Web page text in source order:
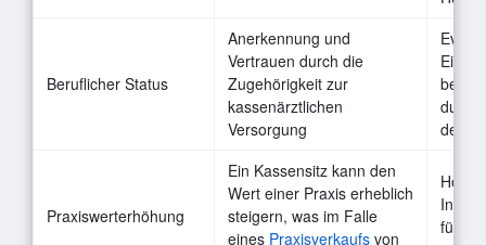
Beruflicher Status
Anerkennung und
Vertrauen durch die
Zugehörigkeit zur
kassenärztlichen
Versorgung
durch
der KV
Praxiswerterhöhung
Ein Kassensitz kann den
Wert einer Praxis erheblich
steigern, was im Falle
eines Praxisverkaufs von
Hohe
für